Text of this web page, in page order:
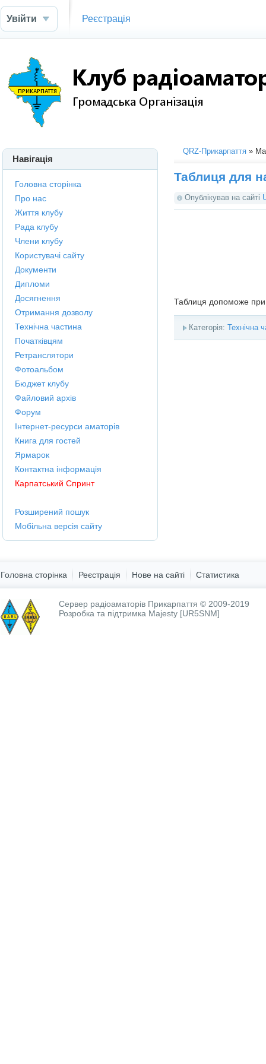
Увійти Реєстрація
QRZ-Прикарпаття »
Таблиця для
Опублікував на сайті
Таблиця допоможе при
Категорія: Технічна
Навігація
Головна сторінка
Про нас
Життя клубу
Рада клубу
Члени клубу
Користувачі сайту
Документи
Дипломи
Досягнення
Отримання дозволу
Технічна частина
Початківцям
Ретранслятори
Фотоальбом
Бюджет клубу
Файловий архів
Форум
Інтернет-ресурси аматорів
Книга для гостей
Ярмарок
Контактна інформація
Карпатський Спринт
Розширений пошук
Мобільна версія сайту
Головна сторінка Реєстрація Нове на сайті Статистика
Сервер радіоаматорів Прикарпаття © 2009-2019
Розробка та підтримка Majesty [UR5SNM]